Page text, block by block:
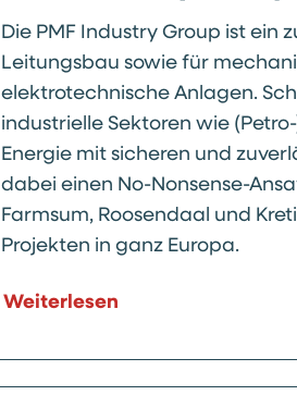
Die PMF Industry Group ist
Leitungsbau sowie für
elektrotechnische Anlagen.
industrielle Sektoren wie
Energie mit sicheren und
dabei einen No-Nonsense-
Farmsum, Roosendaal und
Projekten in ganz Europa.
Weiterlesen